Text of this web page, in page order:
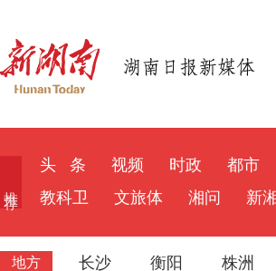
头 条 视频 时政 都市
教科卫
文旅体 湘问 新
地方 长沙 衡阳 株洲